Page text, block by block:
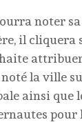
noter
il cliquera
la ville
ainsi que
pour